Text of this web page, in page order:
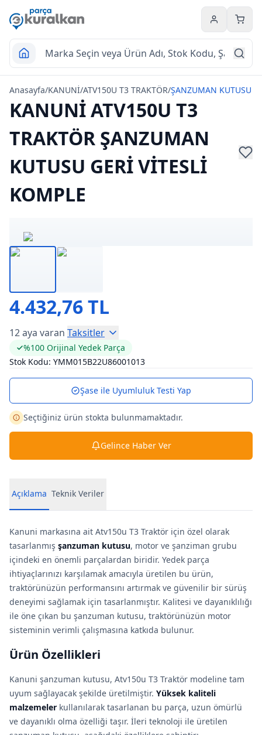
Hesabım
Anasayfa/KANUNİ/ATV150U T3 TRAKTÖR/ŞANZUMAN KUTUSU
KANUNİ ATV150U T3
TRAKTÖR ŞANZUMAN
KUTUSU GERİ VİTESLİ
KOMPLE
4.432,76 TL
12 aya varan Taksitler
%100 Orijinal Yedek Parça
Stok Kodu: YMM015B22U86001013
Şase ile Uyumluluk Testi Yap
Seçtiğiniz ürün stokta bulunmamaktadır.
Gelince Haber Ver
Açıklama Teknik Veriler
Kanuni markasına ait Atv150u T3 Traktör için özel olarak
tasarlanmış şanzuman kutusu, motor ve şanziman grubu
içindeki en önemli parçalardan biridir. Yedek parça
ihtiyaçlarınızı karşılamak amacıyla üretilen bu ürün,
traktörünüzün performansını artırmak ve güvenilir bir sürüş
deneyimi sağlamak için tasarlanmıştır. Kalitesi ve dayanıklılığı
ile öne çıkan bu şanzuman kutusu, traktörünüzün motor
sisteminin verimli çalışmasına katkıda bulunur.
Ürün Özellikleri
Kanuni şanzuman kutusu, Atv150u T3 Traktör modeline tam
uyum sağlayacak şekilde üretilmiştir. Yüksek kaliteli
malzemeler kullanılarak tasarlanan bu parça, uzun ömürlü
ve dayanıklı olma özelliği taşır. İleri teknoloji ile üretilen